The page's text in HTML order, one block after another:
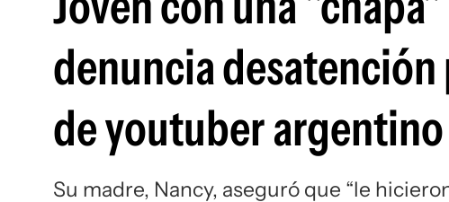
denuncia desatención
de youtuber argentino
Su madre, Nancy, aseguró que “le